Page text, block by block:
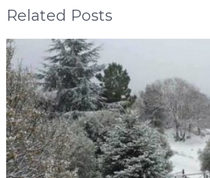
Related Posts